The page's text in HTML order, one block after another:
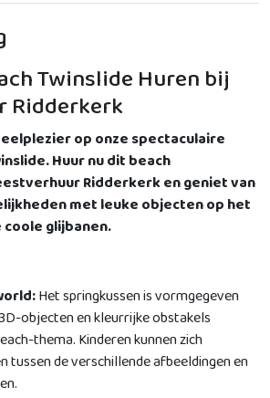
Twinslide Huren bij
Ridderkerk
op onze spectaculaire
Huur nu dit beach
Ridderkerk en geniet van
met leuke objecten op het
glijbanen.
Het springkussen is vormgegeven
objecten en kleurrijke obstakels
thema. Kinderen kunnen zich
tussen de verschillende afbeeldingen en